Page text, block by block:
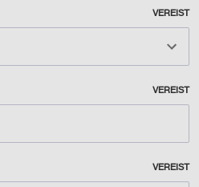
VEREIST
VEREIST
VEREIST